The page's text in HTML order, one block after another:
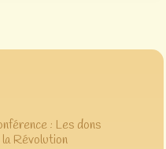
: Les dons
Révolution